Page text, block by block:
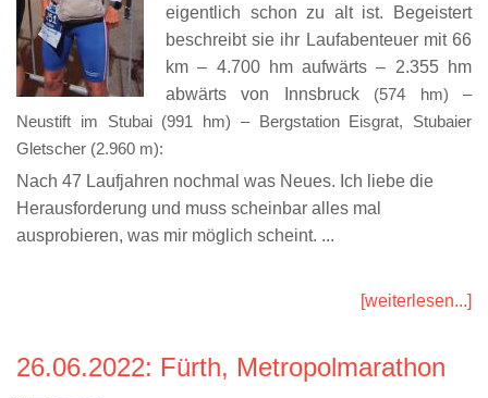
eigentlich schon zu alt ist. Begeistert
beschreibt sie ihr Laufabenteuer mit 66
km – 4.700 hm aufwärts – 2.355 hm
abwärts von Innsbruck (574 hm) –
Neustift im Stubai (991 hm) – Bergstation Eisgrat, Stubaier
Gletscher (2.960 m):
Nach 47 Laufjahren nochmal was Neues. Ich liebe die
Herausforderung und muss scheinbar alles mal
ausprobieren, was mir möglich scheint. ...
[weiterlesen...]
26.06.2022: Fürth, Metropolmarathon